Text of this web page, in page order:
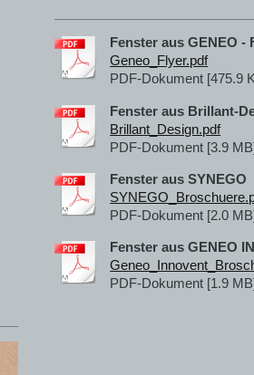
Fenster aus GENEO -
Geneo_Flyer.pdf
PDF-Dokument [475.9
Fenster aus Brillant-
Brillant_Design.pdf
PDF-Dokument [3.9
Fenster aus SYNEGO
PDF-Dokument [2.0
Fenster aus GENEO
PDF-Dokument [1.9